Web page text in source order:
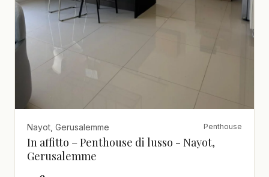
Nayot, Gerusalemme Penthouse
In affitto – Penthouse di lusso - Nayot,
Gerusalemme